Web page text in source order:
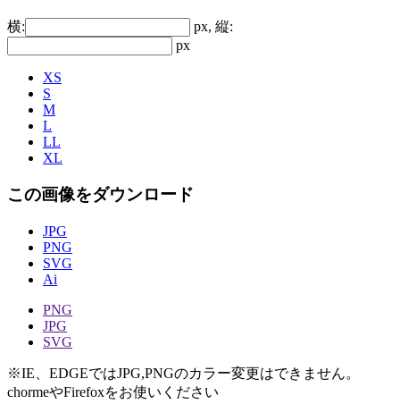
横:
px, 縦:
px
XS
S
M
L
LL
XL
この画像をダウンロード
JPG
PNG
SVG
Ai
PNG
JPG
SVG
※IE、EDGEではJPG,PNGのカラー変更はできません。
chormeやFirefoxをお使いください